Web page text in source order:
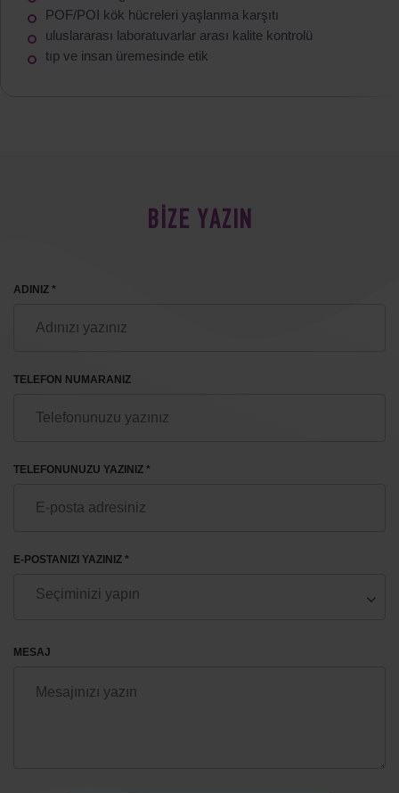
POF/POI kök hücreleri yaşlanma karşıtı
uluslararası laboratuvarlar arası kalite kontrolü
tıp ve insan üremesinde etik
BİZE YAZIN
ADINIZ *
TELEFON NUMARANIZ
TELEFONUNUZU YAZINIZ *
E-POSTANIZI YAZINIZ *
MESAJ